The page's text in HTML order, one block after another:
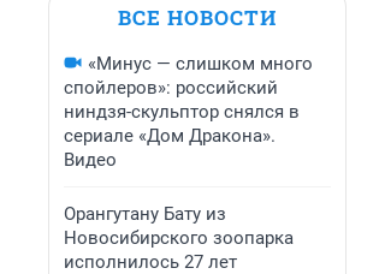
ВСЕ НОВОСТИ
«Минус — слишком много
спойлеров»: российский
ниндзя-скульптор снялся в
сериале «Дом Дракона».
Видео
Орангутану Бату из
Новосибирского зоопарка
исполнилось 27 лет